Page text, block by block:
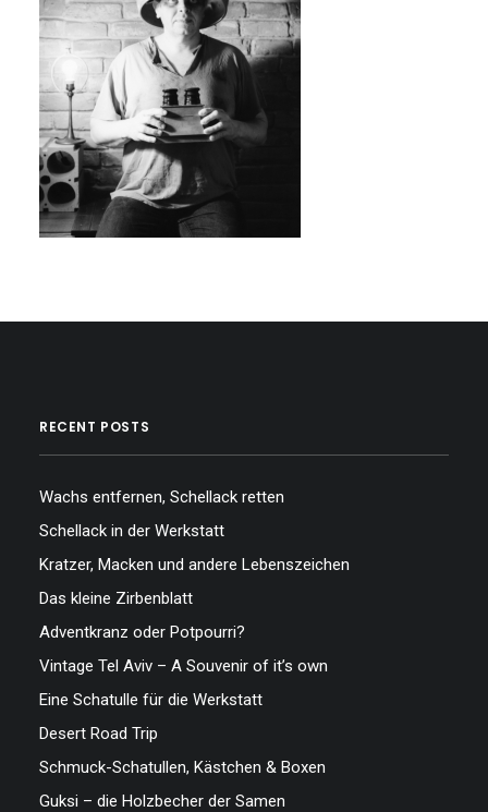
RECENT POSTS
Wachs entfernen, Schellack retten
Schellack in der Werkstatt
Kratzer, Macken und andere Lebenszeichen
Das kleine Zirbenblatt
Adventkranz oder Potpourri?
Vintage Tel Aviv – A Souvenir of it’s own
Eine Schatulle für die Werkstatt
Desert Road Trip
Schmuck-Schatullen, Kästchen & Boxen
Guksi – die Holzbecher der Samen